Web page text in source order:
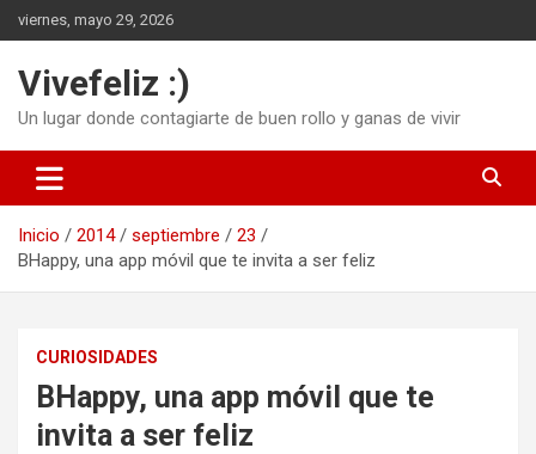
Saltar
al
viernes, mayo 29, 2026
Vivefeliz :)
Un lugar donde contagiarte de buen rollo y ganas de vivir
Inicio 2014 septiembre
23
BHappy, una app móvil que te invita a ser feliz
CURIOSIDADES
BHappy, una app móvil que te
invita a ser feliz